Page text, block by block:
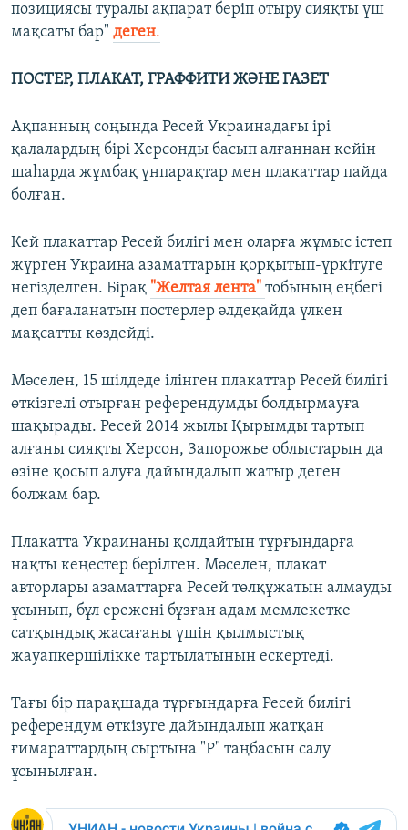
позициясы туралы ақпарат беріп отыру сияқты үш
мақсаты бар" деген.
ПОСТЕР, ПЛАКАТ, ГРАФФИТИ ЖӘНЕ ГАЗЕТ
Ақпанның соңында Ресей Украинадағы ірі
қалалардың бірі Херсонды басып алғаннан кейін
шаһарда жұмбақ үнпарақтар мен плакаттар пайда
болған.
Кей плакаттар Ресей билігі мен оларға жұмыс істеп
жүрген Украина азаматтарын қорқытып-үркітуге
негізделген. Бірақ "Желтая лента" тобының еңбегі
деп бағаланатын постерлер әлдеқайда үлкен
мақсатты көздейді.
Мәселен, 15 шілдеде ілінген плакаттар Ресей билігі
өткізгелі отырған референдумды болдырмауға
шақырады. Ресей 2014 жылы Қырымды тартып
алғаны сияқты Херсон, Запорожье облыстарын да
өзіне қосып алуға дайындалып жатыр деген
болжам бар.
Плакатта Украинаны қолдайтын тұрғындарға
нақты кеңестер берілген. Мәселен, плакат
авторлары азаматтарға Ресей төлқұжатын алмауды
ұсынып, бұл ережені бұзған адам мемлекетке
сатқындық жасағаны үшін қылмыстық
жауапкершілікке тартылатынын ескертеді.
Тағы бір парақшада тұрғындарға Ресей билігі
референдум өткізуге дайындалып жатқан
ғимараттардың сыртына "Р" таңбасын салу
ұсынылған.